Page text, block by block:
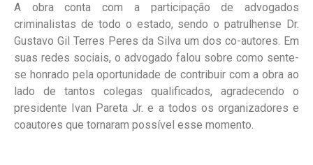
A obra conta com a participação de advogados
criminalistas de todo o estado, sendo o patrulhense Dr.
Gustavo Gil Terres Peres da Silva um dos co-autores. Em
suas redes sociais, o advogado falou sobre como sente-
se honrado pela oportunidade de contribuir com a obra ao
lado de tantos colegas qualificados, agradecendo o
presidente Ivan Pareta Jr. e a todos os organizadores e
coautores que tornaram possível esse momento.